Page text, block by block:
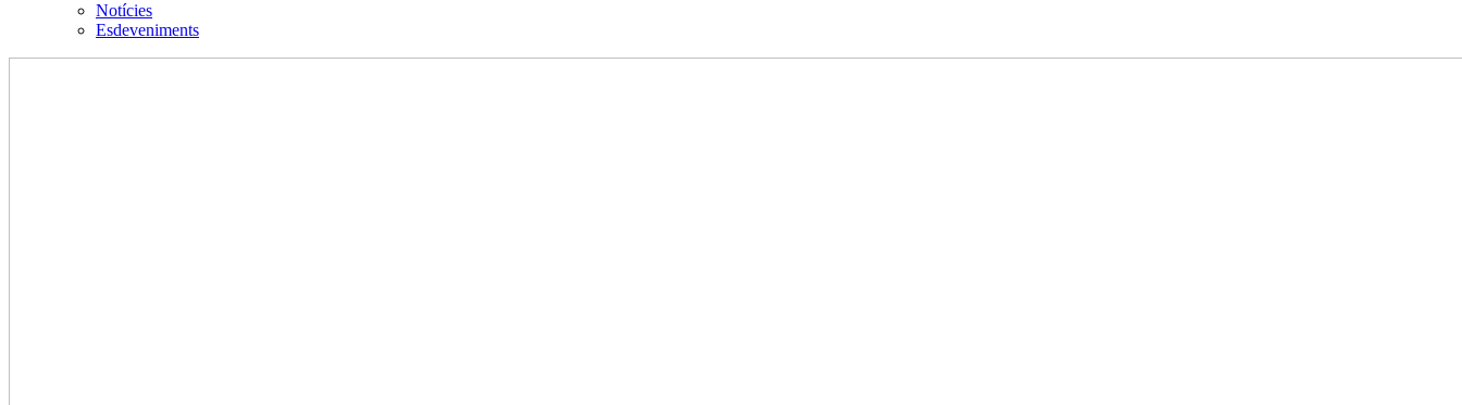
Notícies
Esdeveniments